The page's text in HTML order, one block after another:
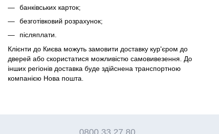
банківських карток;
безготівковий розрахунок;
післяплати.
Клієнти до Києва можуть замовити доставку кур'єром до
дверей або скористатися можливістю самовивезення. До
інших регіонів доставка буде здійснена транспортною
компанією Нова пошта.
0800 33 27 80